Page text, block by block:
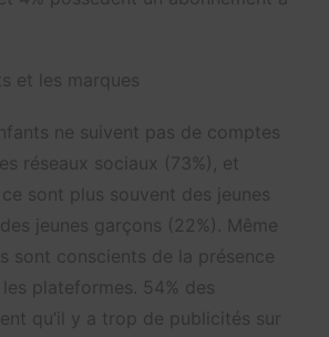
et les marques
ne suivent pas de comptes
réseaux sociaux (73%), et
ce sont plus souvent des jeunes
jeunes garçons (22%). Même
sont conscients de la présence
plateformes. 54% des
qu’il y a trop de publicités sur